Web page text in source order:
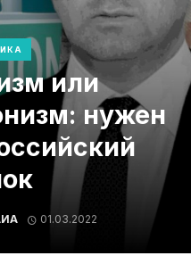
или
нужен
01.03.2022